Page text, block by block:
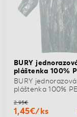
BURY
pláštenka 100%
BURY jednorazová
pláštenka 100% PE
2,95€
1,45€/ks